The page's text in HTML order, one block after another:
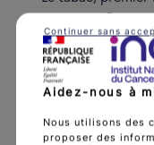
cancer en
publique. À
Aidez-nous à
Nous utilisons des
proposer des
Continuer sans